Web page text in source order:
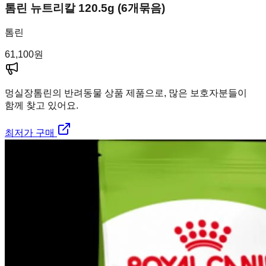
톰린 뉴트리칼 120.5g (6개묶음)
톰린
61,100원
멍실장톰린의 반려동물 상품 제품으로, 많은 보호자분들이
함께 찾고 있어요.
최저가 구매